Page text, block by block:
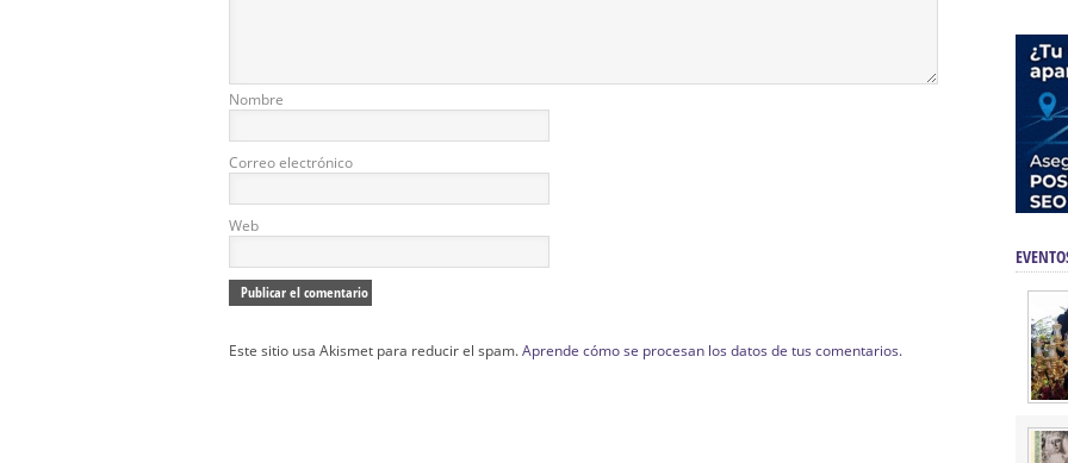
Nombre
Correo electrónico
Web
Este sitio usa Akismet para reducir el spam.Aprende cómo se procesan los datos de tus comentarios.